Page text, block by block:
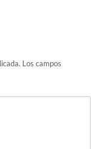
Los campos